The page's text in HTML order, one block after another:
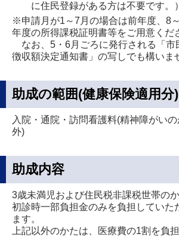
に住民登録がある方は不要です。）
※申請月が1～7月の場合は前年度、8
年度の所得課税証明書等をご用意くだ
なお、5・6月ごろに発行される「市
徴収額決定通知書」の写しでも構いま
助成の範囲(健康保険適用分)
入院・通院・訪問看護料(精神障がい
外)
助成内容
3歳未満児および住民税非課税世帯の
初診時一部負担金のみを負担していた
ます。
上記以外のかたは、医療費の1割を負